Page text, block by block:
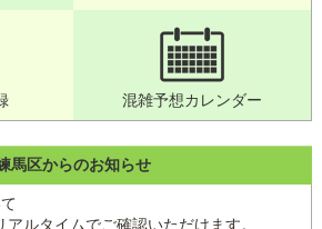
混雑予想カレンダー
馬区からのお知らせ
アルタイムでご確認いただけます。